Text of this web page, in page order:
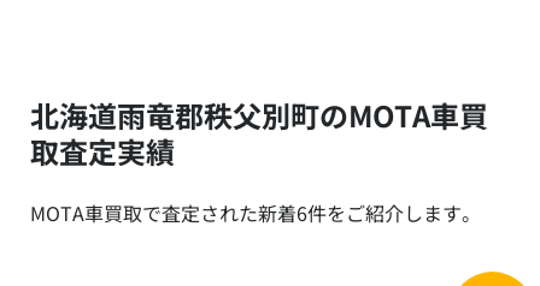
北海道雨竜郡秩父別町のMOTA車買
取査定実績
MOTA車買取で査定された新着6件をご紹介します。